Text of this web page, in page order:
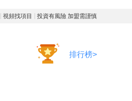
視頻找項目 投資有風險 加盟需謹慎
排行榜>